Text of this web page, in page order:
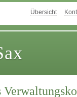
Übersicht